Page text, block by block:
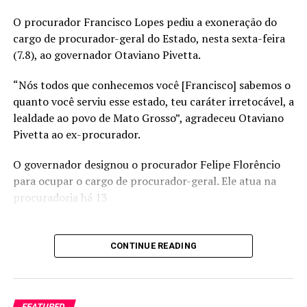
Com Assessoria
RELATED TOPICS:
UP NEXT
Número de endividados segue recuando e inadimplência
volta a cair em maio
Vazio sanitário em GO: medida visa barrar doença que
pode causar perdas de até 90% na soja
O procurador Francisco Lopes pediu a exoneração do
cargo de procurador-geral do Estado, nesta sexta-feira
(7.8), ao governador Otaviano Pivetta.
“Nós todos que conhecemos você [Francisco] sabemos o
quanto você serviu esse estado, teu caráter irretocável, a
lealdade ao povo de Mato Grosso”, agradeceu Otaviano
Pivetta ao ex-procurador.
O governador designou o procurador Felipe Florêncio
para ocupar o cargo de procurador-geral. Ele atua na
procuradoria há 13
CONTINUE READING